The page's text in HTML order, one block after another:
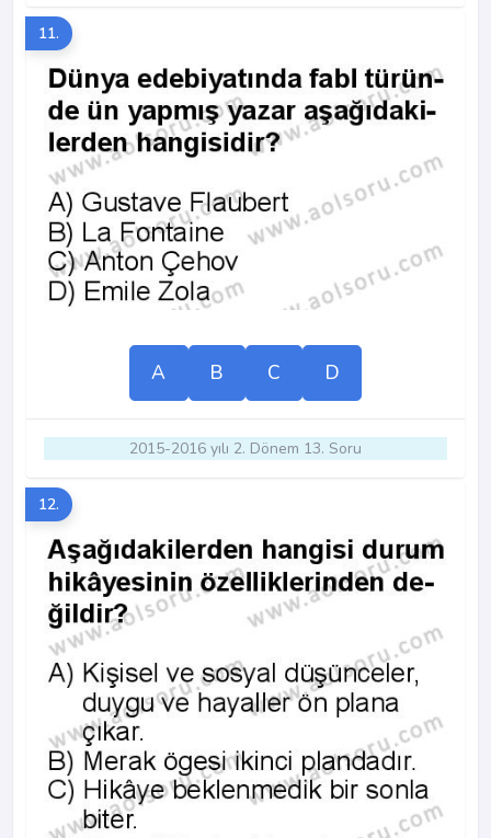
11.
A B C D
2015-2016 yılı 2. Dönem 13. Soru
12.